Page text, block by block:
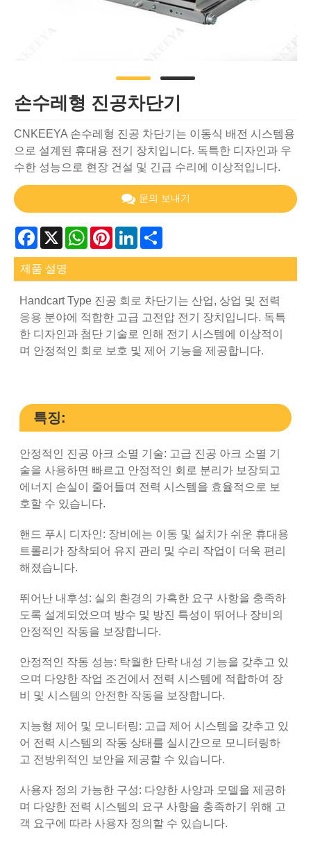
손수레형 진공차단기
CNKEEYA 손수레형 진공 차단기는 이동식 배전 시스템용
으로 설계된 휴대용 전기 장치입니다. 독특한 디자인과 우
수한 성능으로 현장 건설 및 긴급 수리에 이상적입니다.
문의 보내기
Facebook
X WhatsApp
PinterestLinkedIn
제품 설명
Handcart Type 진공 회로 차단기는 산업, 상업 및 전력
응용 분야에 적합한 고급 고전압 전기 장치입니다. 독특
한 디자인과 첨단 기술로 인해 전기 시스템에 이상적이
며 안정적인 회로 보호 및 제어 기능을 제공합니다.
특징:
안정적인 진공 아크 소멸 기술: 고급 진공 아크 소멸 기
술을 사용하면 빠르고 안정적인 회로 분리가 보장되고
에너지 손실이 줄어들며 전력 시스템을 효율적으로 보
호할 수 있습니다.
핸드 푸시 디자인: 장비에는 이동 및 설치가 쉬운 휴대용
트롤리가 장착되어 유지 관리 및 수리 작업이 더욱 편리
해졌습니다.
뛰어난 내후성: 실외 환경의 가혹한 요구 사항을 충족하
도록 설계되었으며 방수 및 방진 특성이 뛰어나 장비의
안정적인 작동을 보장합니다.
안정적인 작동 성능: 탁월한 단락 내성 기능을 갖추고 있
으며 다양한 작업 조건에서 전력 시스템에 적합하여 장
비 및 시스템의 안전한 작동을 보장합니다.
지능형 제어 및 모니터링: 고급 제어 시스템을 갖추고 있
어 전력 시스템의 작동 상태를 실시간으로 모니터링하
고 전방위적인 보안을 제공할 수 있습니다.
사용자 정의 가능한 구성: 다양한 사양과 모델을 제공하
며 다양한 전력 시스템의 요구 사항을 충족하기 위해 고
객 요구에 따라 사용자 정의할 수 있습니다.